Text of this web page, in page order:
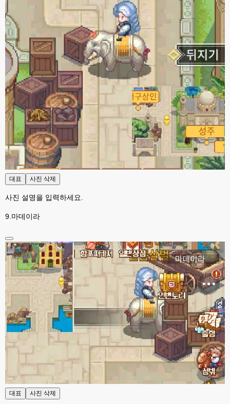
대표 사진 삭제
사진 설명을 입력하세요.
9.마데이라
대표 사진 삭제
esils 23:19
php8.4버전 호환으로 수정좀 했는데 어떤오류가 있을지는 몰겠어요 ㅋ
고게임77
헙 그런 무서운말씀을.ㅋㅋ저같은 초보는 오류한번 뜨면 수리불가라 위험한건
설치못해용ㅋ
고게임77
esils 23:33
xe하고 찾아봐도 단순한쳇이 없더라구요..
esils 23:34
아니면 실시간쳇으로 어딜 가입하고 그래야하고
23:35
생각나는것중에 편의성좀 가춰볼려고했는데 만족 될련지는 몰겠습니다 하핫
;;;
고게임77 23:36
맞아요. 저도 실시간체팅 쓰는데 이게지원해주는곳에서 소켓끈키면 작동이 안
되서ㅎ-ㅎ 이건 나름대로 실시간 지원이 잘되는거같네요
23:36
본인서버에 설치되서 부하받는거라서
고게임77